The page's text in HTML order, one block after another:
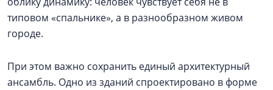
типовом «спальнике», а в разнообразном живом
городе.
При этом важно сохранить единый архитектурный
ансамбль. Одно из зданий спроектировано в форме